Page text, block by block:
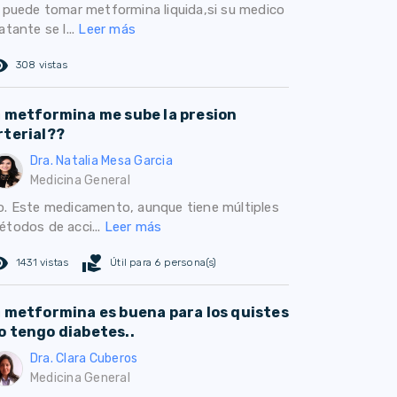
puede tomar metformina liquida,si su medico
se l... Leer más
308 vistas
metformina me sube la presion
Dra. Natalia Mesa Garcia
Medicina General
Este medicamento, aunque tiene múltiples
de acci... Leer más
1431 vistas volunteer_activism Útil para 6 persona(s)
metformina es buena para los quistes
tengo diabetes..
Dra. Clara Cuberos
Medicina General